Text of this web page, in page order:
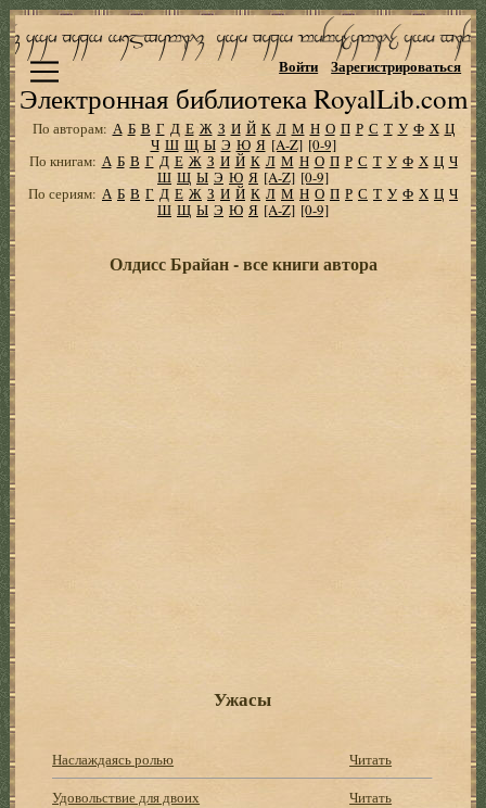
Электронная библиотека RoyalLib.com
Войти Зарегистрироваться
По авторам: А Б В Г Д Е Ж З И Й К Л М Н О П Р С Т У Ф Х Ц
Ч Ш Щ Ы Э Ю Я [A-Z] [0-9]
По книгам: А Б В Г Д Е Ж З И Й К Л М Н О П Р С Т У Ф Х Ц Ч
Ш Щ Ы Э Ю Я [A-Z] [0-9]
По сериям: А Б В Г Д Е Ж З И Й К Л М Н О П Р С Т У Ф Х Ц Ч
Ш Щ Ы Э Ю Я [A-Z] [0-9]
Олдисс Брайан - все книги автора
Ужасы
Наслаждаясь ролью
Читать
Удовольствие для двоих
Читать